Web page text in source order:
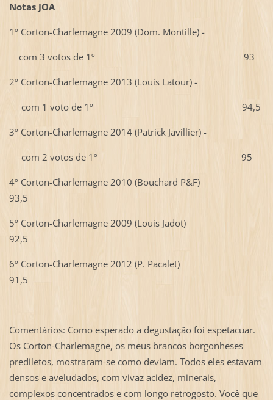
Notas JOA
1º Corton-Charlemagne 2009 (Dom. Montille) -
com 3 votos de 1º 93
2º Corton-Charlemagne 2013 (Louis Latour) -
com 1 voto de 1º 94,5
3º Corton-Charlemagne 2014 (Patrick Javillier) -
com 2 votos de 1º 95
4º Corton-Charlemagne 2010 (Bouchard P&F)
93,5
5º Corton-Charlemagne 2009 (Louis Jadot)
92,5
6º Corton-Charlemagne 2012 (P. Pacalet)
91,5
Comentários: Como esperado a degustação foi espetacuar.
Os Corton-Charlemagne, os meus brancos borgonheses
prediletos, mostraram-se como deviam. Todos eles estavam
densos e aveludados, com vivaz acidez, minerais,
complexos concentrados e com longo retrogosto. Você que